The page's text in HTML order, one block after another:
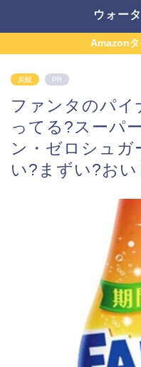
ウォー
Amazonタ
炭酸 PR
ファンタのパ
ってる?スーパ
ン・ゼロシュガ
い?まずい?おい